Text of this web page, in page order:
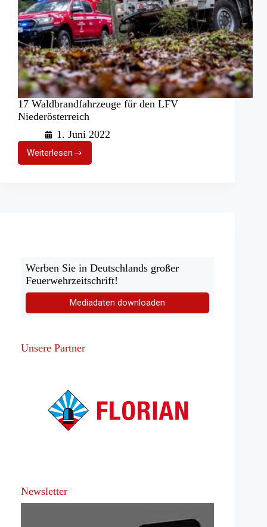
17 Waldbrandfahrzeuge für den LFV
Niederösterreich
1. Juni 2022
Weiterlesen
17
Waldbrandfahrzeuge
Werben Sie in Deutschlands großer
Feuerwehrzeitschrift!
Mediadaten downloaden
Unsere Partner
Newsletter